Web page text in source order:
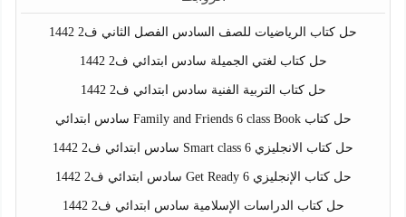
حل كتاب الرياضيات للصف السادس الفصل الثاني ف2 1442
حل كتاب لغتي الجميلة سادس ابتدائي ف2 1442
حل كتاب التربية الفنية سادس ابتدائي ف2 1442
حل كتاب Family and Friends 6 class Book سادس ابتدائي
حل كتاب الانجليزي Smart class 6 سادس ابتدائي ف2 1442
حل كتاب الإنجليزي Get Ready 6 سادس ابتدائي ف2 1442
حل كتاب الدراسات الإسلامية سادس ابتدائي ف2 1442